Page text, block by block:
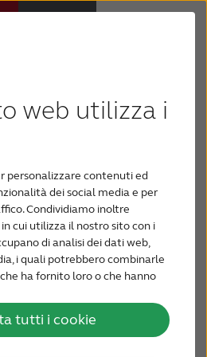
web utilizza i
personalizzare contenuti ed
dei social media e per
Condividiamo inoltre
cui utilizza il nostro sito con i
di analisi dei dati web,
i quali potrebbero combinarle
ha fornito loro o che hanno
Linee Guida della
tutti i cookie
perdita uditiva
impara a supportarlo e ad
i giorni.